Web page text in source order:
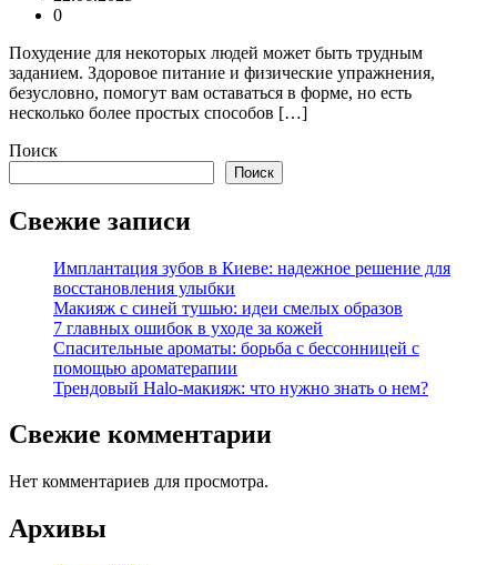
0
Похудение для некоторых людей может быть трудным
заданием. Здоровое питание и физические упражнения,
безусловно, помогут вам оставаться в форме, но есть
несколько более простых способов […]
Поиск
Поиск
Свежие записи
Имплантация зубов в Киеве: надежное решение для
восстановления улыбки
Макияж с синей тушью: идеи смелых образов
7 главных ошибок в уходе за кожей
Спасительные ароматы: борьба с бессонницей с
помощью ароматерапии
Трендовый Halo-макияж: что нужно знать о нем?
Свежие комментарии
Нет комментариев для просмотра.
Архивы